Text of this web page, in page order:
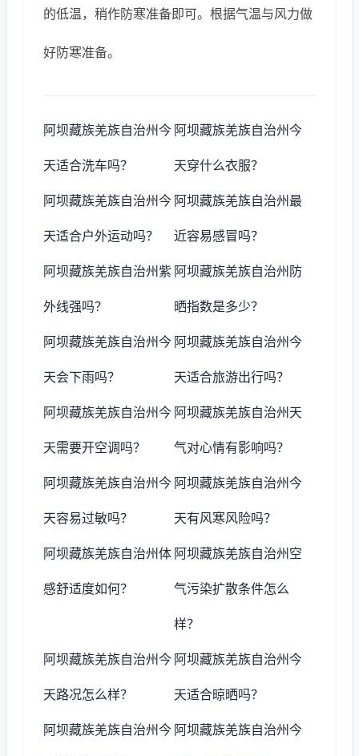
的低温，稍作防寒准备即可。根据气温与风力做
好防寒准备。
阿坝藏族羌族自治州今
天适合洗车吗？
阿坝藏族羌族自治州今
天穿什么衣服？
阿坝藏族羌族自治州今
天适合户外运动吗？
阿坝藏族羌族自治州最
近容易感冒吗？
阿坝藏族羌族自治州紫
外线强吗？
阿坝藏族羌族自治州防
晒指数是多少？
阿坝藏族羌族自治州今
天会下雨吗？
阿坝藏族羌族自治州今
天适合旅游出行吗？
阿坝藏族羌族自治州今
天需要开空调吗？
阿坝藏族羌族自治州天
气对心情有影响吗？
阿坝藏族羌族自治州今
天容易过敏吗？
阿坝藏族羌族自治州今
天有风寒风险吗？
阿坝藏族羌族自治州体
感舒适度如何？
阿坝藏族羌族自治州空
气污染扩散条件怎么
样？
阿坝藏族羌族自治州今
天路况怎么样？
阿坝藏族羌族自治州今
天适合晾晒吗？
阿坝藏族羌族自治州今 阿坝藏族羌族自治州今